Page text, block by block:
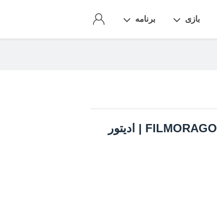
بازی برنامه
نسخه مود شده FILMORAGO VIDEO EDITOR | ادیتور